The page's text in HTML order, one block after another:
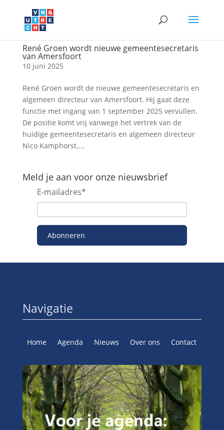
René Groen wordt nieuwe gemeentesecretaris
van Amersfoort
10 juni 2025
René Groen wordt de nieuwe gemeentesecretaris en
algemeen directeur van Amersfoort. Hij gaat deze
functie met ingang van 1 september 2025 vervullen.
De positie komt vrij vanwege het vertrek van de
huidige gemeentesecretaris en algemeen directeur
Nico Kamphorst....
Meld je aan voor onze nieuwsbrief
E-mailadres*
Abonneren
Navigatie
Home Agenda Nieuws Over ons Contact